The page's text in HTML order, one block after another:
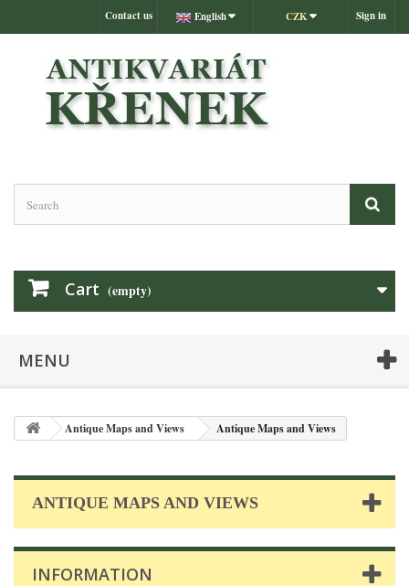
Sign in
CZK
English
Contact us
Cart (empty)
MENU
Antique Maps and Views Antique Maps and Views
ANTIQUE MAPS AND VIEWS
INFORMATION